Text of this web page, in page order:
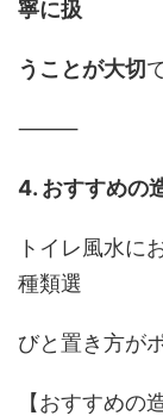
寧に扱
うことが大切
⸻
4. おすすめの
トイレ風水に
種類選
びと置き方が
【おすすめの